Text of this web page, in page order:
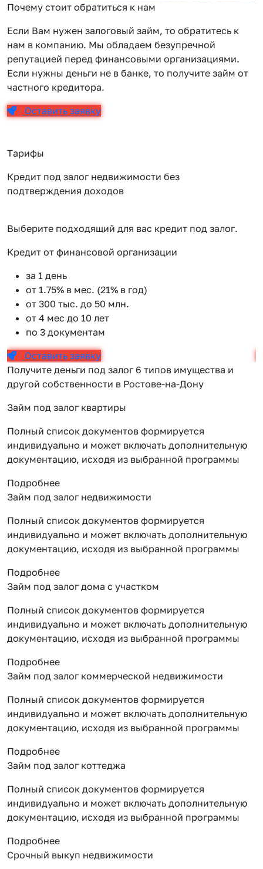
Почему стоит обратиться к нам
Если Вам нужен залоговый займ, то обратитесь к
нам в компанию. Мы обладаем безупречной
репутацией перед финансовыми организациями.
Если нужны деньги не в банке, то получите займ от
частного кредитора.
Оставить заявку
Тарифы
Кредит под залог недвижимости без
подтверждения доходов
Выберите подходящий для вас кредит под залог.
Кредит от финансовой организации
за 1 день
от 1.75% в мес. (21% в год)
от 300 тыс. до 50 млн.
от 4 мес до 10 лет
по 3 документам
Оставить заявку
Получите деньги под залог 6 типов имущества и
другой собственности в Ростове-на-Дону
Займ под залог квартиры
Полный список документов формируется
индивидуально и может включать дополнительную
документацию, исходя из выбранной программы
Подробнее
Займ под залог недвижимости
Полный список документов формируется
индивидуально и может включать дополнительную
документацию, исходя из выбранной программы
Подробнее
Займ под залог дома с участком
Полный список документов формируется
индивидуально и может включать дополнительную
документацию, исходя из выбранной программы
Подробнее
Займ под залог коммерческой недвижимости
Полный список документов формируется
индивидуально и может включать дополнительную
документацию, исходя из выбранной программы
Подробнее
Займ под залог коттеджа
Полный список документов формируется
индивидуально и может включать дополнительную
документацию, исходя из выбранной программы
Подробнее
Срочный выкуп недвижимости